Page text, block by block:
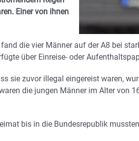
Einer von ihnen
die vier Männer auf der A8 bei
über Einreise- oder
sie zuvor illegal eingereist waren,
die jungen Männer im Alter von
bis in die Bundesrepublik